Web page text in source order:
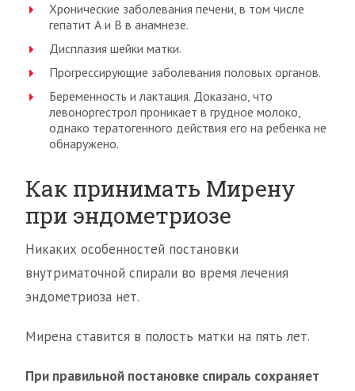
Хронические заболевания печени, в том числе
гепатит А и В в анамнезе.
Дисплазия шейки матки.
Прогрессирующие заболевания половых органов.
Беременность и лактация. Доказано, что
левоноргестрол проникает в грудное молоко,
однако тератогенного действия его на ребенка не
обнаружено.
Как принимать Мирену
при эндометриозе
Никаких особенностей постановки
внутриматочной спирали во время лечения
эндометриоза нет.
Мирена ставится в полость матки на пять лет.
При правильной постановке спираль сохраняет